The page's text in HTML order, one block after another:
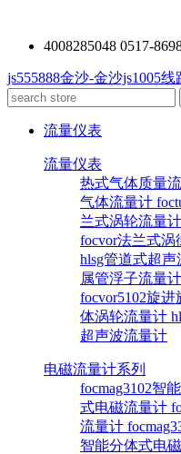
4008285048 0517-
js555888金沙-金沙js1005线
流量仪表
流量仪表
热式气体质量
气体流量计
兰式涡轮流量计
focvor法兰式涡
hlsg管道式超
属管浮子流量计
focvor5102旋
体涡轮流量计
超声波流量计
电磁流量计系列
focmag3102智
式电磁流量计
流量计
智能分体式电